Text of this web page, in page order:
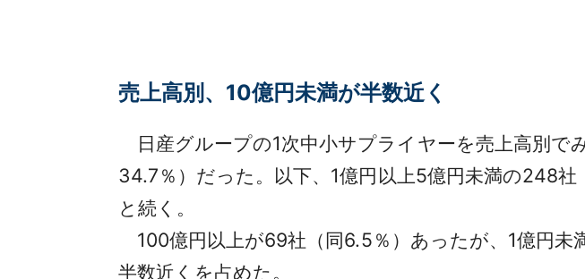
売上高別、10億円未満が半数近く
日産グループの1次中小サプライヤーを売上高別で
34.7％）だった。以下、1億円以上5億円未満の248
と続く。
100億円以上が69社（同6.5％）あったが、1億円未
半数近くを占めた。